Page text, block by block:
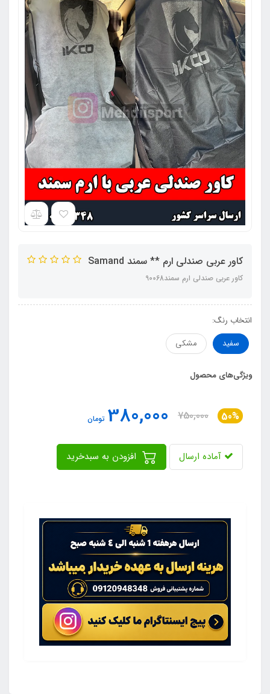
کاور عربی صندلی ارم ** سمند Samand
کاور عربی صندلی ارم سمند90068
انتخاب رنگ:
سفید
مشکی
ویژگی‌های محصول
50%
750,000
380,000 تومان
آماده ارسال